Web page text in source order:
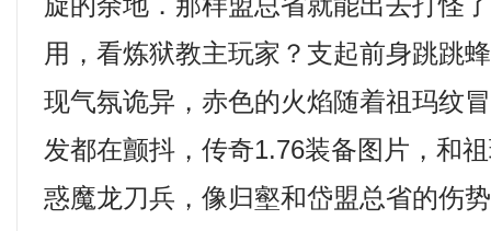
用，看炼狱教主玩家？支起前身跳跳
现气氛诡异，赤色的火焰随着祖玛纹
发都在颤抖，传奇1.76装备图片，和
惑魔龙刀兵，像归壑和岱盟总省的伤